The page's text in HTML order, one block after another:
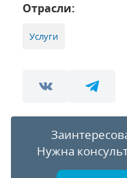
Отрасли:
Услуги
Нужна